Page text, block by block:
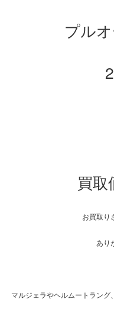
プル
買取
お買取り
あり
マルジェラやヘルムートラン